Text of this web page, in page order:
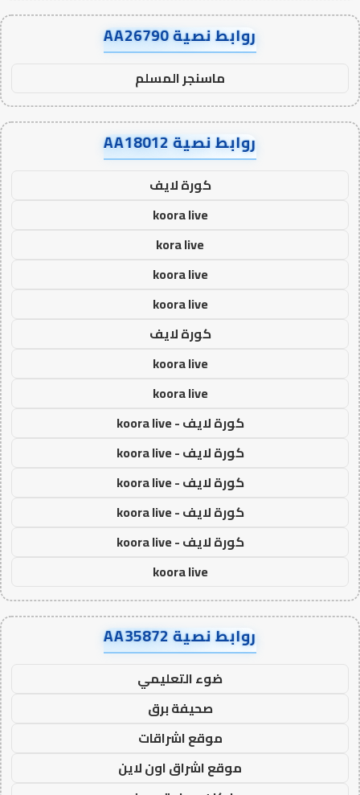
روابط نصية AA26790
ماسنجر المسلم
روابط نصية AA18012
كورة لايف
koora live
kora live
koora live
koora live
كورة لايف
koora live
koora live
كورة لايف - koora live
كورة لايف - koora live
كورة لايف - koora live
كورة لايف - koora live
كورة لايف - koora live
koora live
روابط نصية AA35872
ضوء التعليمي
صحيفة برق
موقع اشراقات
موقع اشراق اون لاين